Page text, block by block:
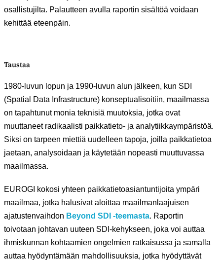
osallistujilta. Palautteen avulla raportin sisältöä voidaan
kehittää eteenpäin.
Taustaa
1980-luvun lopun ja 1990-luvun alun jälkeen, kun SDI
(Spatial Data Infrastructure) konseptualisoitiin, maailmassa
on tapahtunut monia teknisiä muutoksia, jotka ovat
muuttaneet radikaalisti paikkatieto- ja analytiikkaympäristöä.
Siksi on tarpeen miettiä uudelleen tapoja, joilla paikkatietoa
jaetaan, analysoidaan ja käytetään nopeasti muuttuvassa
maailmassa.
EUROGI kokosi yhteen paikkatietoasiantuntijoita ympäri
maailmaa, jotka halusivat aloittaa maailmanlaajuisen
ajatustenvaihdon Beyond SDI -teemasta. Raportin
toivotaan johtavan uuteen SDI-kehykseen, joka voi auttaa
ihmiskunnan kohtaamien ongelmien ratkaisussa ja samalla
auttaa hyödyntämään mahdollisuuksia, jotka hyödyttävät